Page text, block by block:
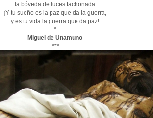
la bóveda de luces tachonada
¡Y tu sueño es la paz que da la guerra,
y es tu vida la guerra que da paz!
*
Miguel de Unamuno
***